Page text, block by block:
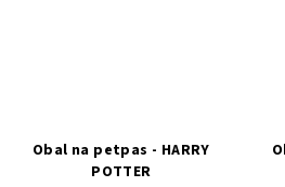
Obal na petpas - HARRY
POTTER